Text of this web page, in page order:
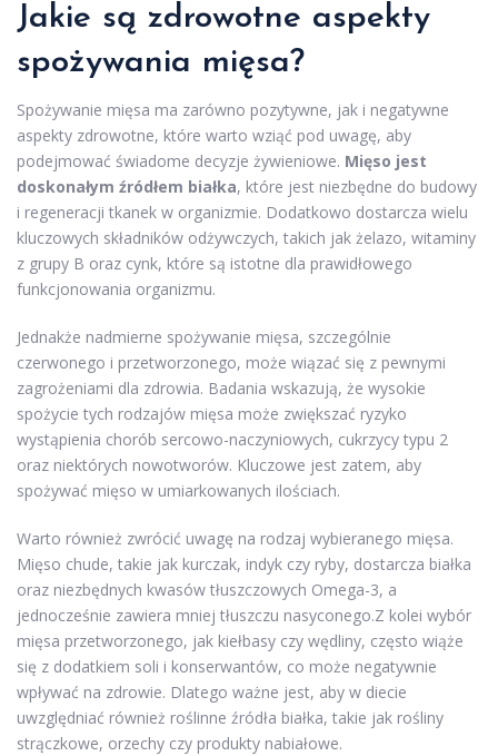
Jakie są zdrowotne aspekty
spożywania mięsa?
Spożywanie mięsa ma zarówno pozytywne, jak i negatywne
aspekty zdrowotne, które warto wziąć pod uwagę, aby
podejmować świadome decyzje żywieniowe. Mięso jest
doskonałym źródłem białka, które jest niezbędne do budowy
i regeneracji tkanek w organizmie. Dodatkowo dostarcza wielu
kluczowych składników odżywczych, takich jak żelazo, witaminy
z grupy B oraz cynk, które są istotne dla prawidłowego
funkcjonowania organizmu.
Jednakże nadmierne spożywanie mięsa, szczególnie
czerwonego i przetworzonego, może wiązać się z pewnymi
zagrożeniami dla zdrowia. Badania wskazują, że wysokie
spożycie tych rodzajów mięsa może zwiększać ryzyko
wystąpienia chorób sercowo-naczyniowych, cukrzycy typu 2
oraz niektórych nowotworów. Kluczowe jest zatem, aby
spożywać mięso w umiarkowanych ilościach.
Warto również zwrócić uwagę na rodzaj wybieranego mięsa.
Mięso chude, takie jak kurczak, indyk czy ryby, dostarcza białka
oraz niezbędnych kwasów tłuszczowych Omega-3, a
jednocześnie zawiera mniej tłuszczu nasyconego.Z kolei wybór
mięsa przetworzonego, jak kiełbasy czy wędliny, często wiąże
się z dodatkiem soli i konserwantów, co może negatywnie
wpływać na zdrowie. Dlatego ważne jest, aby w diecie
uwzględniać również roślinne źródła białka, takie jak rośliny
strączkowe, orzechy czy produkty nabiałowe.